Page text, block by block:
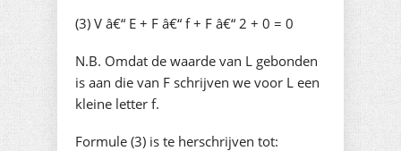
(3) V â€“ E + F â€“ f + F â€“ 2 + 0 = 0
N.B. Omdat de waarde van L gebonden
is aan die van F schrijven we voor L een
kleine letter f.
Formule (3) is te herschrijven tot: